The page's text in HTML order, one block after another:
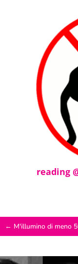
reading
← M'illumino di meno